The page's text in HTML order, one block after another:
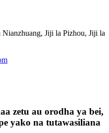
Jiji la Pizhou, Jiji la
zetu au orodha ya bei,
yako na tutawasiliana